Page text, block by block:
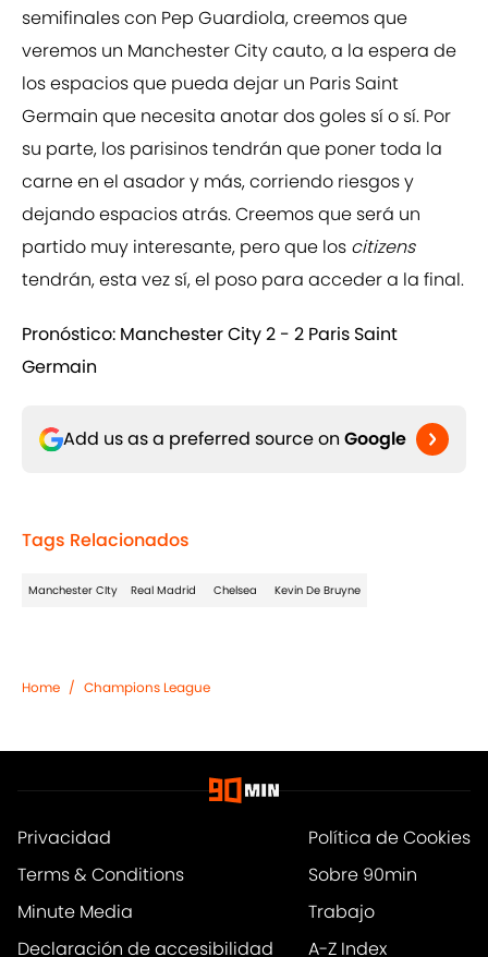
semifinales con Pep Guardiola, creemos que
veremos un Manchester City cauto, a la espera de
los espacios que pueda dejar un Paris Saint
Germain que necesita anotar dos goles sí o sí. Por
su parte, los parisinos tendrán que poner toda la
carne en el asador y más, corriendo riesgos y
dejando espacios atrás. Creemos que será un
partido muy interesante, pero que los citizens
tendrán, esta vez sí, el poso para acceder a la final.
Pronóstico: Manchester City 2 - 2 Paris Saint
Germain
Add us as a preferred source on Google
Tags Relacionados
Manchester CIty Real Madrid Chelsea Kevin De Bruyne
Home / Champions League
Privacidad
Política de Cookies
Terms & Conditions
Sobre 90min
Minute Media
Trabajo
Declaración de accesibilidad
A-Z Index